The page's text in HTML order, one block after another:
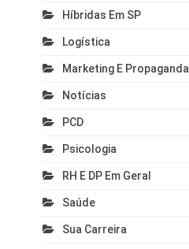
Híbridas Em SP
Logística
Marketing E Propaganda
Notícias
PCD
Psicologia
RH E DP Em Geral
Saúde
Sua Carreira